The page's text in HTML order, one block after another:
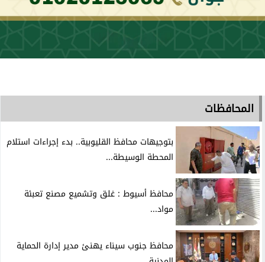
المحافظات
بتوجيهات محافظ القليوبية.. بدء إجراءات استلام
المحطة الوسيطة...
محافظ أسيوط : غلق وتشميع مصنع تعبئة
مواد...
محافظ جنوب سيناء يهنئ مدير إدارة الحماية